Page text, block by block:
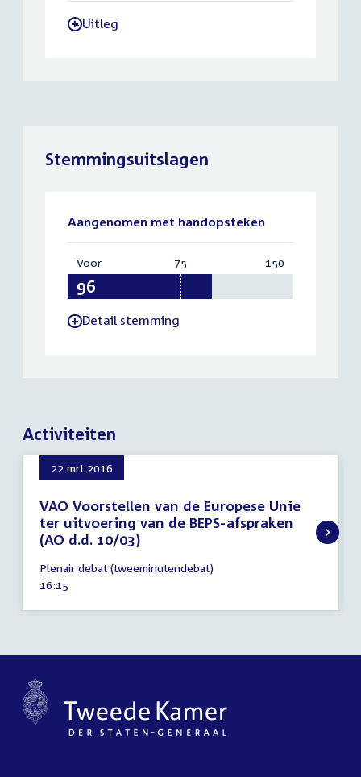
-Uitleg
Stemmingsuitslagen
Aangenomen met handopsteken
Voor:
75 150
-Detail stemming
Activiteiten
22 mrt 2016
VAO Voorstellen van de Europese Unie
ter uitvoering van de BEPS-afspraken
(AO d.d. 10/03)
maart
2016
Plenair debat (tweeminutendebat)
Tijd
16:15